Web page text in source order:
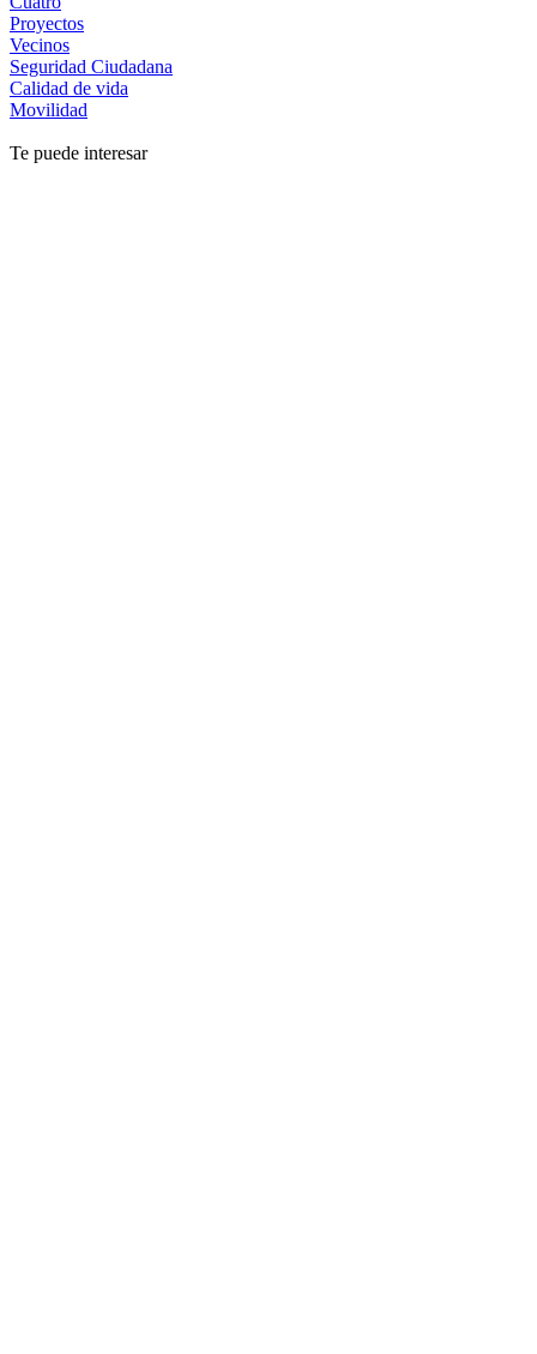
Proyectos
Vecinos
Seguridad Ciudadana
Calidad de vida
Movilidad
Te puede interesar